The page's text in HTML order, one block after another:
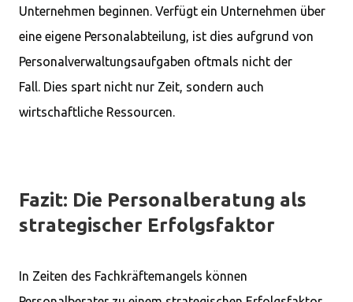
Unternehmen beginnen. Verfügt ein Unternehmen über
eine eigene Personalabteilung, ist dies aufgrund von
Personalverwaltungsaufgaben oftmals nicht der
Fall. Dies spart nicht nur Zeit, sondern auch
wirtschaftliche Ressourcen.
Fazit: Die Personalberatung als
strategischer Erfolgsfaktor
In Zeiten des Fachkräftemangels können